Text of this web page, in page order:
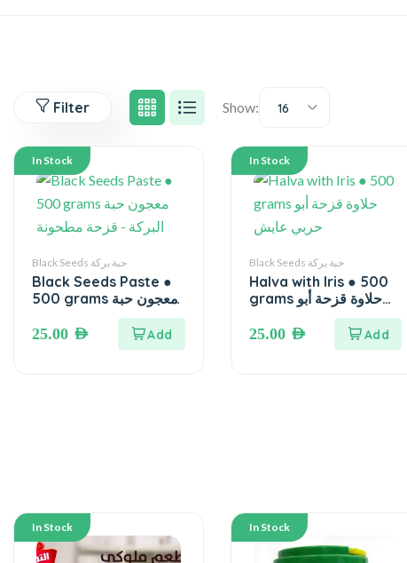
Filter Show: 16
In Stock
Black Seeds حبة بركة
Black Seeds Paste ●
500 grams معجون حبة
البركة – قزحة مطحونة
25.00 AED
In Stock
Black Seeds حبة بركة
Halva with Iris ● 500
grams حلاوة قزحة أبو
25.00 AED
In Stock In Stock